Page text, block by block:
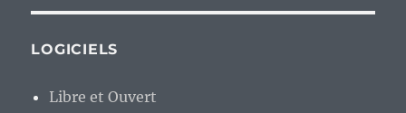
LOGICIELS
Libre et Ouvert